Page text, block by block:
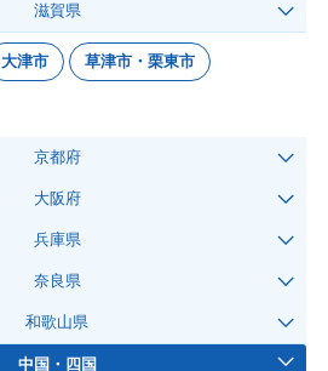
滋賀県
大津市 草津市・栗東市
京都府
大阪府
兵庫県
奈良県
和歌山県
中国・四国